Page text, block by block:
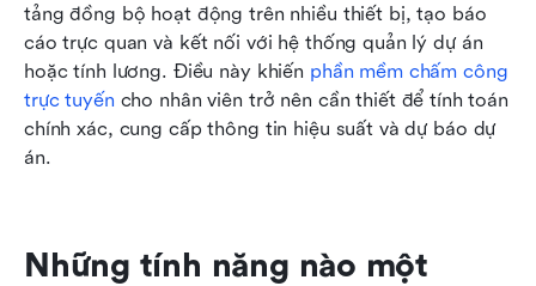
tảng đồng bộ hoạt động trên nhiều thiết bị, tạo báo
cáo trực quan và kết nối với hệ thống quản lý dự án
hoặc tính lương. Điều này khiến phần mềm chấm công
trực tuyến cho nhân viên trở nên cần thiết để tính toán
chính xác, cung cấp thông tin hiệu suất và dự báo dự
án.
Những tính năng nào một